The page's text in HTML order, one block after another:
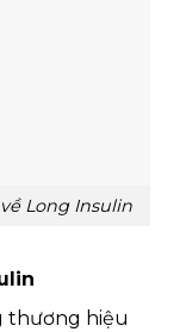
Long Insulin
thương hiệu